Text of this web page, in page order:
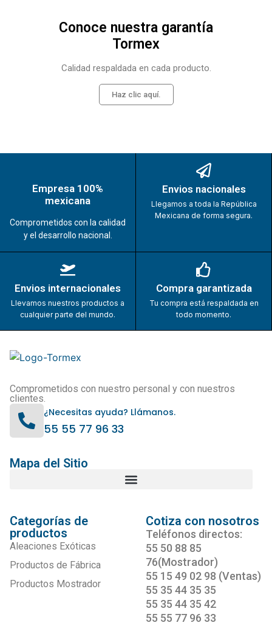
Conoce nuestra garantía
Tormex
Calidad respaldada en cada producto.
Haz clic aquí.
Empresa 100%
mexicana
Comprometidos con la calidad
y el desarrollo nacional.
Envios nacionales
Llegamos a toda la República
Mexicana de forma segura.
Envios internacionales
Llevamos nuestros productos a
cualquier parte del mundo.
Compra garantizada
Tu compra está respaldada en
todo momento.
Comprometidos con nuestro personal y con nuestros
clientes.
¿Necesitas ayuda? Llámanos.
55 55 77 96 33
Mapa del Sitio
Categorías de
productos
Aleaciones Exóticas
Productos de Fábrica
Productos Mostrador
Cotiza con nosotros
Teléfonos directos:
55 50 88 85
76(Mostrador)
55 15 49 02 98 (Ventas)
55 35 44 35 35
55 35 44 35 42
55 55 77 96 33